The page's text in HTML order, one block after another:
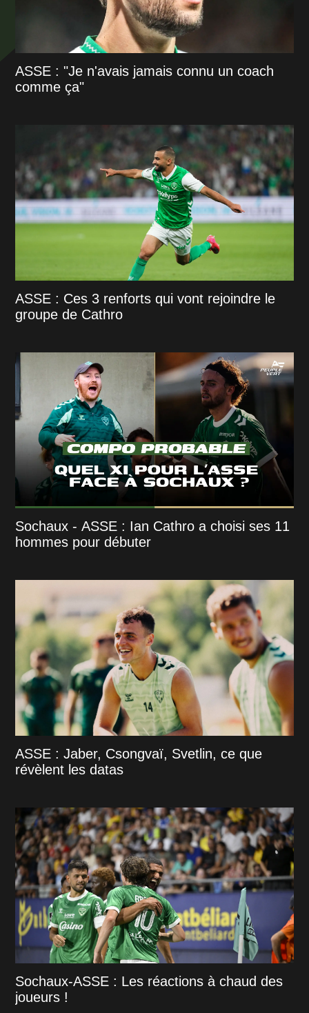
ASSE : "Je n'avais jamais connu un coach
comme ça"
ASSE : Ces 3 renforts qui vont rejoindre le
groupe de Cathro
Sochaux - ASSE : Ian Cathro a choisi ses 11
hommes pour débuter
ASSE : Jaber, Csongvaï, Svetlin, ce que
révèlent les datas
Sochaux-ASSE : Les réactions à chaud des
joueurs !